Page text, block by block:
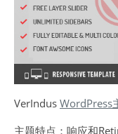
VerIndus WordPress
主题特点：响应和